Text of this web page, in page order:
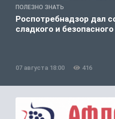
ПОЛЕЗНО ЗНАТЬ
Роспотребнадзор дал
сладкого и безопасного
07 августа 18:00 416